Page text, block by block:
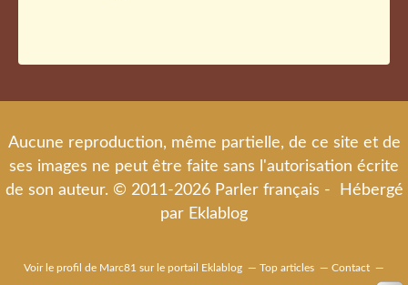
Aucune reproduction, même partielle, de ce site et de
ses images ne peut être faite sans l'autorisation écrite
de son auteur. © 2011-2026 Parler français - Hébergé
par Eklablog
Voir le profil de Marc81 sur le portail Eklablog Top articles Contact